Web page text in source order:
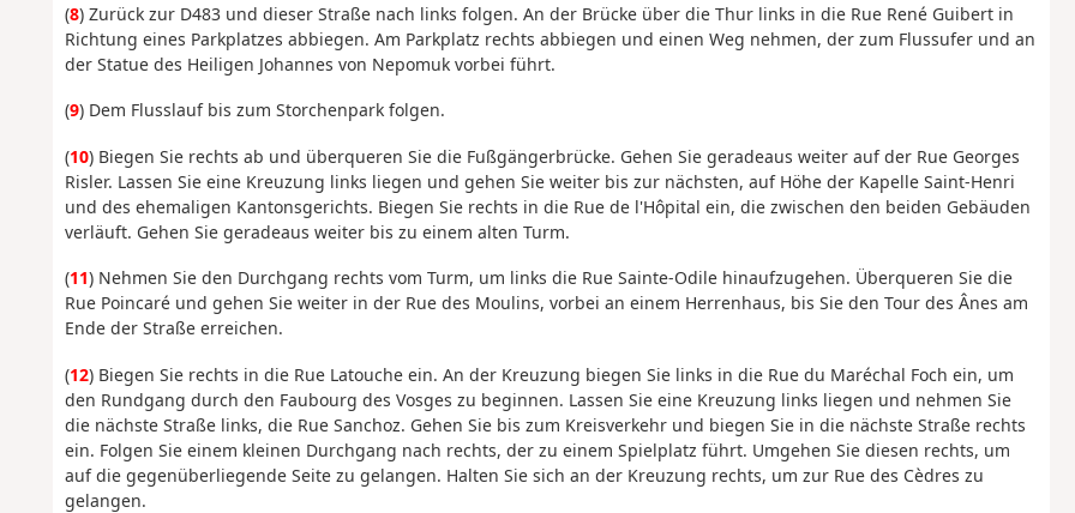
(8) Zurück zur D483 und dieser Straße nach links folgen. An der Brücke über die Thur links in die Rue René Guibert in
Richtung eines Parkplatzes abbiegen. Am Parkplatz rechts abbiegen und einen Weg nehmen, der zum Flussufer und an
der Statue des Heiligen Johannes von Nepomuk vorbei führt.
(9) Dem Flusslauf bis zum Storchenpark folgen.
(10) Biegen Sie rechts ab und überqueren Sie die Fußgängerbrücke. Gehen Sie geradeaus weiter auf der Rue Georges
Risler. Lassen Sie eine Kreuzung links liegen und gehen Sie weiter bis zur nächsten, auf Höhe der Kapelle Saint-Henri
und des ehemaligen Kantonsgerichts. Biegen Sie rechts in die Rue de l'Hôpital ein, die zwischen den beiden Gebäuden
verläuft. Gehen Sie geradeaus weiter bis zu einem alten Turm.
(11) Nehmen Sie den Durchgang rechts vom Turm, um links die Rue Sainte-Odile hinaufzugehen. Überqueren Sie die
Rue Poincaré und gehen Sie weiter in der Rue des Moulins, vorbei an einem Herrenhaus, bis Sie den Tour des Ânes am
Ende der Straße erreichen.
(12) Biegen Sie rechts in die Rue Latouche ein. An der Kreuzung biegen Sie links in die Rue du Maréchal Foch ein, um
den Rundgang durch den Faubourg des Vosges zu beginnen. Lassen Sie eine Kreuzung links liegen und nehmen Sie
die nächste Straße links, die Rue Sanchoz. Gehen Sie bis zum Kreisverkehr und biegen Sie in die nächste Straße rechts
ein. Folgen Sie einem kleinen Durchgang nach rechts, der zu einem Spielplatz führt. Umgehen Sie diesen rechts, um
auf die gegenüberliegende Seite zu gelangen. Halten Sie sich an der Kreuzung rechts, um zur Rue des Cèdres zu
gelangen.